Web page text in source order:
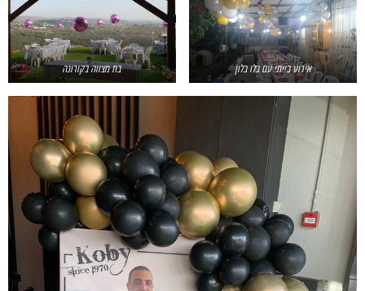
אירוע בייתי עם בלו בלון בת מצווה בקורונה